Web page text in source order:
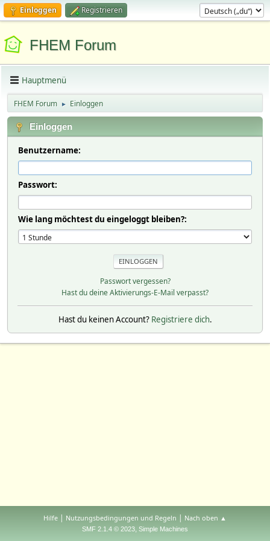
Einloggen Registrieren
FHEM Forum
Hauptmenü
FHEM Forum ► Einloggen
Einloggen
Benutzername:
Passwort:
Wie lang möchtest du eingeloggt bleiben?:
Passwort vergessen?
Hast du deine Aktivierungs-E-Mail verpasst?
Hast du keinen Account? Registriere dich.
Hilfe | Nutzungsbedingungen und Regeln | Nach oben ▲
SMF 2.1.4 © 2023, Simple Machines